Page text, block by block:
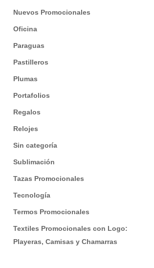
Nuevos Promocionales
Oficina
Paraguas
Pastilleros
Plumas
Portafolios
Regalos
Relojes
Sin categoría
Sublimación
Tazas Promocionales
Tecnología
Termos Promocionales
Textiles Promocionales con Logo:
Playeras, Camisas y Chamarras